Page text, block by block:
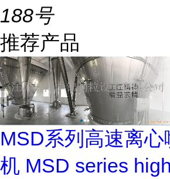
188号
推荐产品
MSD系列高速离心
机 MSD series